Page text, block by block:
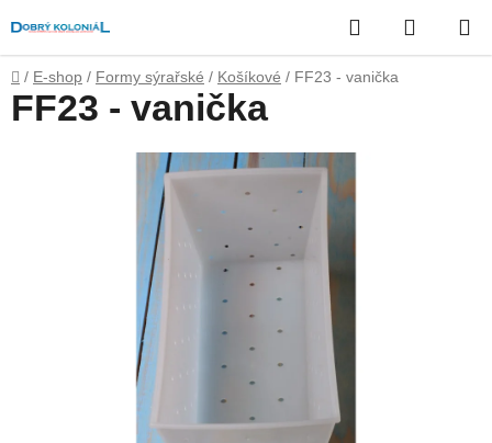
na
obsah
Hledat
KOŠÍK
Domů
/ E-shop / Formy sýrařské / Košíkové / FF23 - vanička
FF23 - vanička